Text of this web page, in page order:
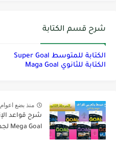
شرح قسم الكتابة
الكتابة للمتوسط Super Goal
الكتابة للثانوي Maga Goal
منذ بضع اعوام
Mega Goal لجميع مستويات المرحلة الثانوية